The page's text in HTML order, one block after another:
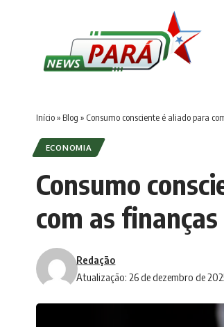
Início» Blog » Consumo consciente é aliado para
ECONOMIA
Consumo
com as
Atualização: 26 de dezembro de
Redação